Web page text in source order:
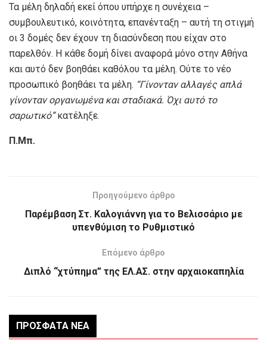
Τα μέλη δηλαδή εκεί όπου υπήρχε η συνέχεια –
συμβουλευτικό, κοινότητα, επανένταξη – αυτή τη στιγμή
οι 3 δομές δεν έχουν τη διασύνδεση που είχαν στο
παρελθόν. Η κάθε δομή δίνει αναφορά μόνο στην Αθήνα
και αυτό δεν βοηθάει καθόλου τα μέλη. Ούτε το νέο
προσωπικό βοηθάει τα μέλη. “Γίνονταν αλλαγές απλά
γίνονταν οργανωμένα και σταδιακά. Όχι αυτό το
σαρωτικό”κατέληξε.
Π .Μπ.
Προηγούμενο άρθρο
Παρέμβαση Στ. Καλογιάννη για το Βελισσάριο με
υπενθύμιση το Ρυθμιστικό
Επόμενο άρθρο
Διπλό “χτύπημα” της ΕΛ.ΑΣ. στην αρχαιοκαπηλία
ΠΡΌΣΦΑΤΑ ΝΈΑ